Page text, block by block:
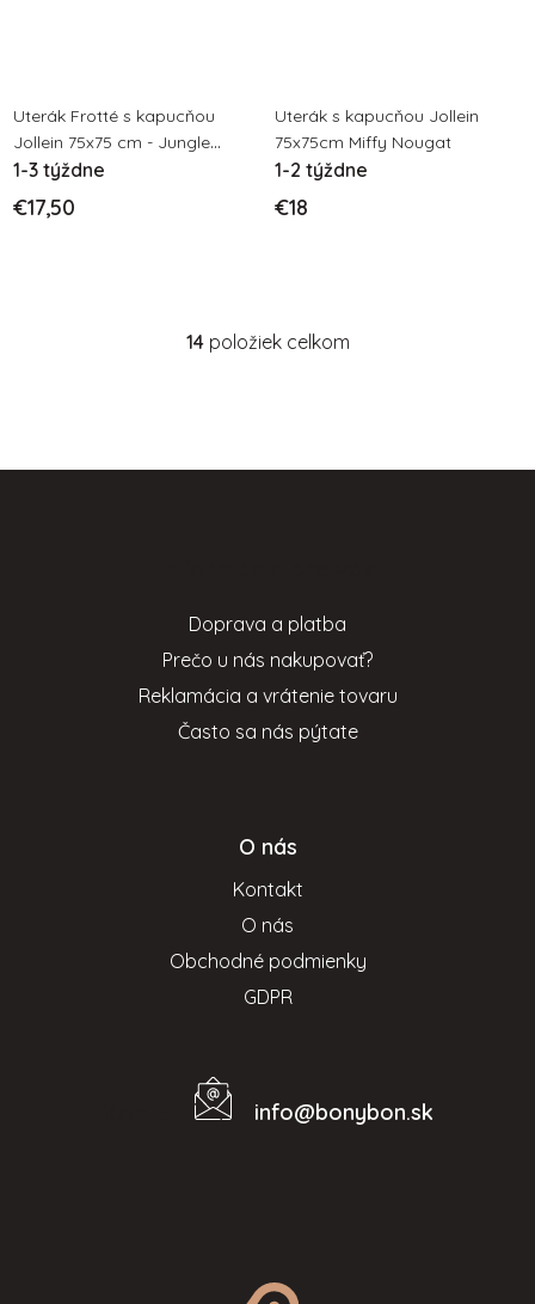
Uterák Frotté s kapucňou
Jollein 75x75 cm - Jungle
Cheetah
1-3 týždne
€17,50
Uterák s kapucňou Jollein
75x75cm Miffy Nougat
1-2 týždne
€18
O
r
k
y
v
ý
u
14položiek celkom
Doprava a platba
Prečo u nás nakupovať?
Reklamácia a vrátenie tovaru
Často sa nás pýtate
O nás
Kontakt
O nás
Obchodné podmienky
GDPR
info@bonybon.sk